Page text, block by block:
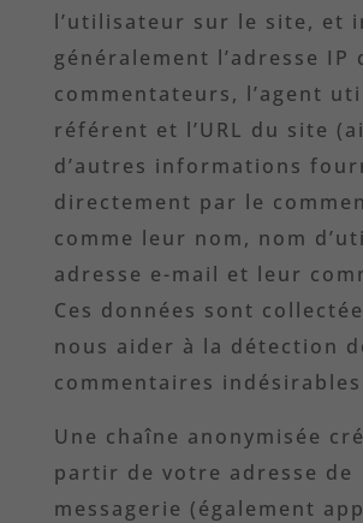
l’utilisateur sur le site, et
généralement l’adresse IP
commentateurs, l’agent
référent et l’URL du site
d’autres informations
directement par le
comme leur nom, nom
adresse e-mail et leur
Ces données sont
nous aider à la détection
commentaires
Une chaîne anonymisée
partir de votre adresse de
messagerie (également